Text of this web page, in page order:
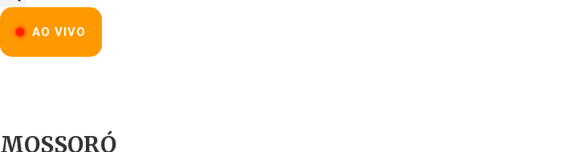
AO VIVO
MOSSORÓ